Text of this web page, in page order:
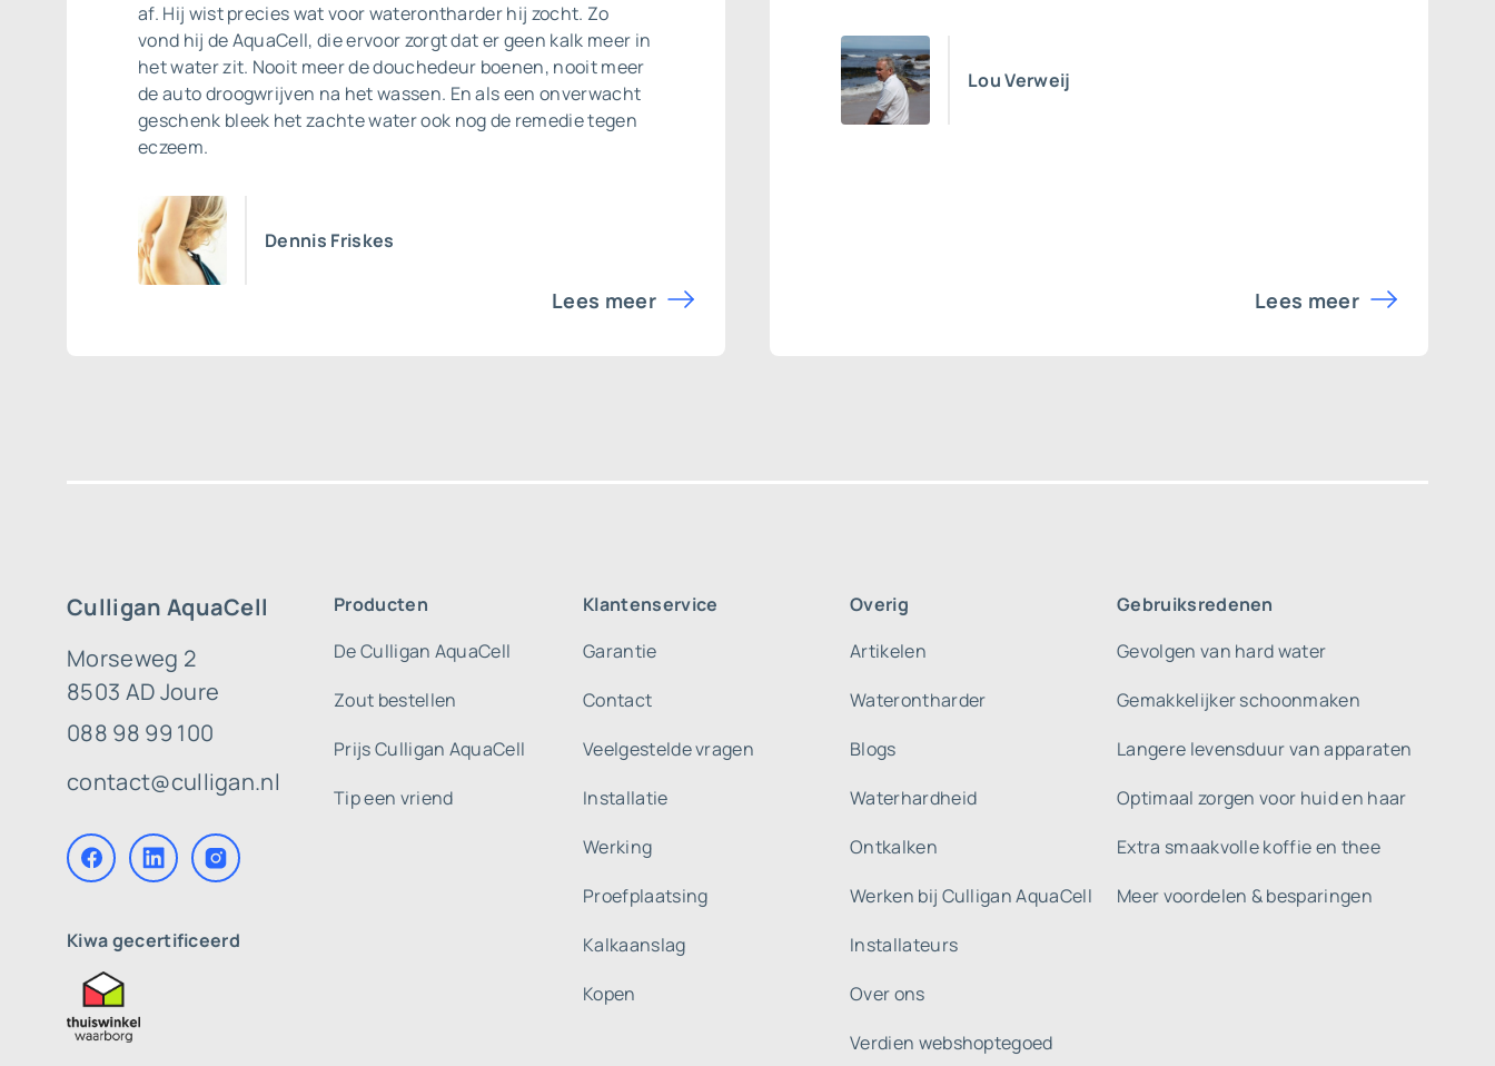
af. Hij wist precies wat voor waterontharder hij zocht. Zo
vond hij de AquaCell, die ervoor zorgt dat er geen kalk meer in
het water zit. Nooit meer de douchedeur boenen, nooit meer
de auto droogwrijven na het wassen. En als een onverwacht
geschenk bleek het zachte water ook nog de remedie tegen
eczeem.
Dennis Friskes
Lees meer
Lou Verweij
Lees meer
Culligan AquaCell
Morseweg 2
8503 AD Joure
088 98 99 100
contact@culligan.nl
Kiwa gecertificeerd
Producten
De Culligan AquaCell
Zout bestellen
Prijs Culligan AquaCell
Tip een vriend
Klantenservice
Garantie
Contact
Veelgestelde vragen
Installatie
Werking
Proefplaatsing
Kalkaanslag
Kopen
Overig
Artikelen
Waterontharder
Blogs
Waterhardheid
Ontkalken
Werken bij Culligan AquaCell
Installateurs
Over ons
Verdien webshoptegoed
Gebruiksredenen
Gevolgen van hard water
Gemakkelijker schoonmaken
Langere levensduur van apparaten
Optimaal zorgen voor huid en haar
Extra smaakvolle koffie en thee
Meer voordelen & besparingen